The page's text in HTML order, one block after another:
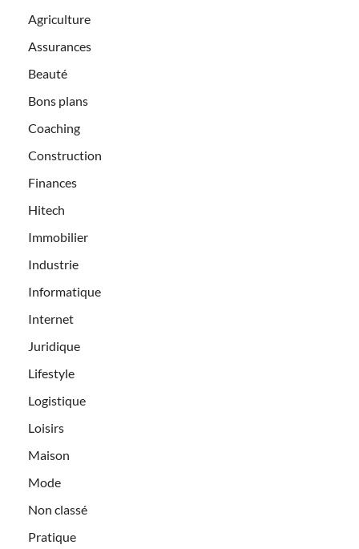
Agriculture
Assurances
Beauté
Bons plans
Coaching
Construction
Finances
Hitech
Immobilier
Industrie
Informatique
Internet
Juridique
Lifestyle
Logistique
Loisirs
Maison
Mode
Non classé
Pratique